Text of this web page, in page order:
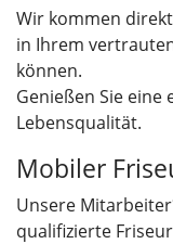
Wir kommen
in Ihrem
können.
Genießen Sie
Lebensqualität.
Mobiler
Unsere
qualifizierte